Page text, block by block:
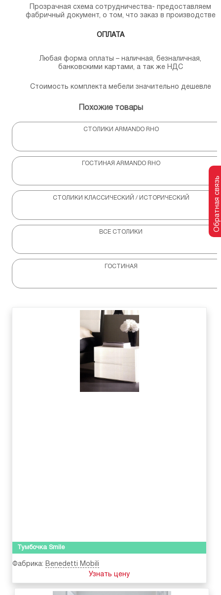
Прозрачная схема сотрудничества- предоставляем
фабричный документ, о том, что заказ в производстве
ОПЛАТА
Любая форма оплаты – наличная, безналичная,
банковскими картами, а так же НДС
Стоимость комплекта мебели значительно дешевле
Похожие товары
СТОЛИКИ ARMANDO RHO
ГОСТИНАЯ ARMANDO RHO
СТОЛИКИ КЛАССИЧЕСКИЙ / ИСТОРИЧЕСКИЙ
ВСЕ СТОЛИКИ
ГОСТИНАЯ
Тумбочка Smile
Фабрика: Benedetti Mobili
Узнать цену
Обратная связь